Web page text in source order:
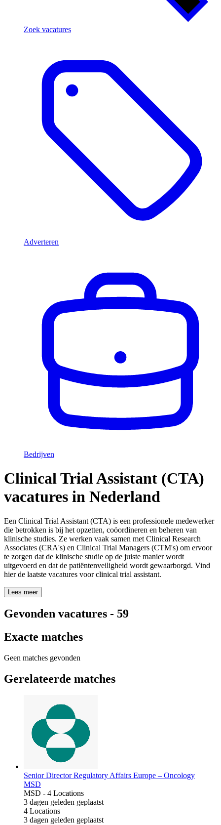
Zoek vacatures
Adverteren
Bedrijven
Clinical Trial Assistant (CTA)
vacatures in Nederland
Een Clinical Trial Assistant (CTA) is een professionele medewerker
die betrokken is bij het opzetten, coöordineren en beheren van
klinische studies. Ze werken vaak samen met Clinical Research
Associates (CRA's) en Clinical Trial Managers (CTM's) om ervoor
te zorgen dat de klinische studie op de juiste manier wordt
uitgevoerd en dat de patiëntenveiligheid wordt gewaarborgd. Vind
hier de laatste vacatures voor clinical trial assistant.
Lees meer
Gevonden vacatures - 59
Exacte matches
Geen matches gevonden
Gerelateerde matches
Senior Director Regulatory Affairs Europe – Oncology
MSD
MSD - 4 Locations
3 dagen geleden geplaatst
4 Locations
3 dagen geleden geplaatst